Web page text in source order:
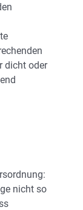
dicht oder
nicht so